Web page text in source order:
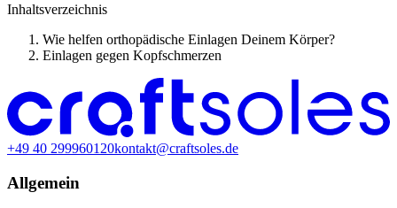
Inhaltsverzeichnis
Wie helfen orthopädische Einlagen Deinem Körper?
Einlagen gegen Kopfschmerzen
+49 40 299960120kontakt@craftsoles.de
Allgemein